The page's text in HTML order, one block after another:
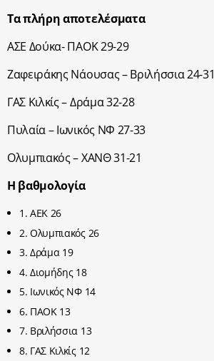
Τα πλήρη αποτελέσματα
ΑΣΕ Δούκα- ΠΑΟΚ 29-29
Ζαφειράκης Νάουσας – Βριλήσσια 24-31
ΓΑΣ Κιλκίς – Δράμα 32-28
Πυλαία – Ιωνικός ΝΦ 27-33
Ολυμπιακός – ΧΑΝΘ 31-21
Η βαθμολογία
1. ΑΕΚ 26
2. Ολυμπιακός 26
3. Δράμα 19
4. Διομήδης 18
5. Ιωνικός ΝΦ 14
6. ΠΑΟΚ 13
7. Βριλήσσια 13
8. ΓΑΣ Κιλκίς 12